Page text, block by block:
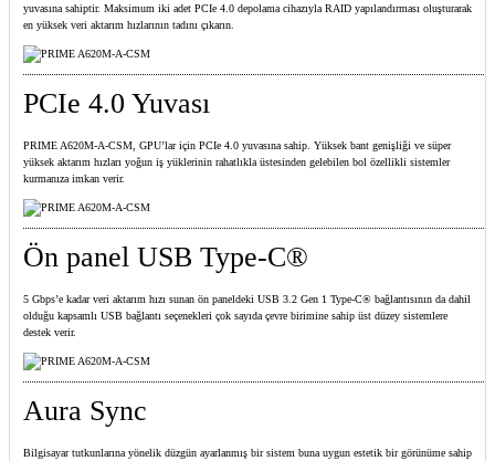
yuvasına sahiptir. Maksimum iki adet PCIe 4.0 depolama cihazıyla RAID yapılandırması oluşturarak
en yüksek veri aktarım hızlarının tadını çıkarın.
PCIe 4.0 Yuvası
PRIME A620M-A-CSM, GPU’lar için PCIe 4.0 yuvasına sahip. Yüksek bant genişliği ve süper
yüksek aktarım hızları yoğun iş yüklerinin rahatlıkla üstesinden gelebilen bol özellikli sistemler
kurmanıza imkan verir.
Ön panel USB Type-C®
5 Gbps’e kadar veri aktarım hızı sunan ön paneldeki USB 3.2 Gen 1 Type-C® bağlantısının da dahil
olduğu kapsamlı USB bağlantı seçenekleri çok sayıda çevre birimine sahip üst düzey sistemlere
destek verir.
Aura Sync
Bilgisayar tutkunlarına yönelik düzgün ayarlanmış bir sistem buna uygun estetik bir görünüme sahip